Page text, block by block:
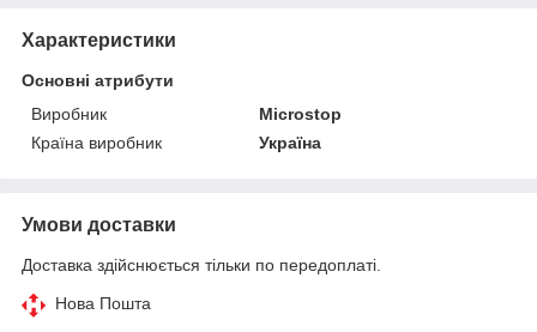
Характеристики
Основні атрибути
Виробник
Microstop
Країна виробник
Україна
Умови доставки
Доставка здійснюється тільки по передоплаті.
Нова Пошта